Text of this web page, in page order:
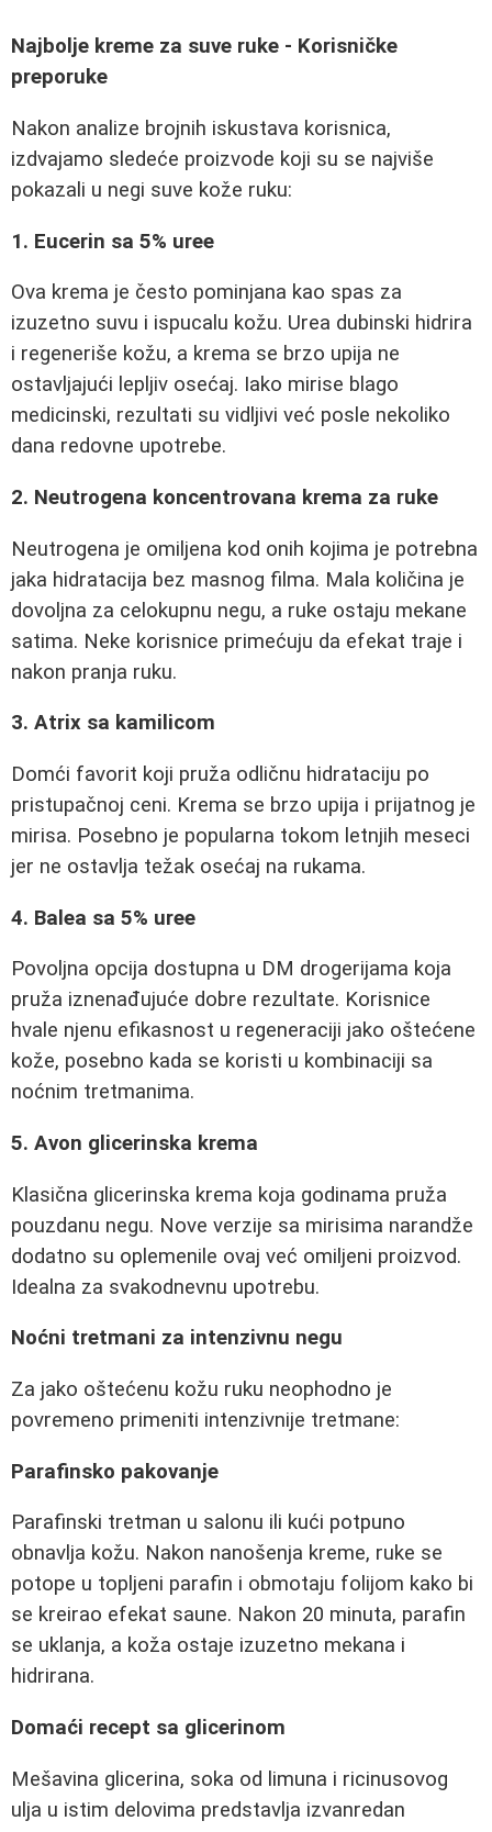
Najbolje kreme za suve ruke - Korisničke
preporuke
Nakon analize brojnih iskustava korisnica,
izdvajamo sledeće proizvode koji su se najviše
pokazali u negi suve kože ruku:
1. Eucerin sa 5% uree
Ova krema je često pominjana kao spas za
izuzetno suvu i ispucalu kožu. Urea dubinski hidrira
i regeneriše kožu, a krema se brzo upija ne
ostavljajući lepljiv osećaj. Iako mirise blago
medicinski, rezultati su vidljivi već posle nekoliko
dana redovne upotrebe.
2. Neutrogena koncentrovana krema za ruke
Neutrogena je omiljena kod onih kojima je potrebna
jaka hidratacija bez masnog filma. Mala količina je
dovoljna za celokupnu negu, a ruke ostaju mekane
satima. Neke korisnice primećuju da efekat traje i
nakon pranja ruku.
3. Atrix sa kamilicom
Domći favorit koji pruža odličnu hidrataciju po
pristupačnoj ceni. Krema se brzo upija i prijatnog je
mirisa. Posebno je popularna tokom letnjih meseci
jer ne ostavlja težak osećaj na rukama.
4. Balea sa 5% uree
Povoljna opcija dostupna u DM drogerijama koja
pruža iznenađujuće dobre rezultate. Korisnice
hvale njenu efikasnost u regeneraciji jako oštećene
kože, posebno kada se koristi u kombinaciji sa
noćnim tretmanima.
5. Avon glicerinska krema
Klasična glicerinska krema koja godinama pruža
pouzdanu negu. Nove verzije sa mirisima narandže
dodatno su oplemenile ovaj već omiljeni proizvod.
Idealna za svakodnevnu upotrebu.
Noćni tretmani za intenzivnu negu
Za jako oštećenu kožu ruku neophodno je
povremeno primeniti intenzivnije tretmane:
Parafinsko pakovanje
Parafinski tretman u salonu ili kući potpuno
obnavlja kožu. Nakon nanošenja kreme, ruke se
potope u topljeni parafin i obmotaju folijom kako bi
se kreirao efekat saune. Nakon 20 minuta, parafin
se uklanja, a koža ostaje izuzetno mekana i
hidrirana.
Domaći recept sa glicerinom
Mešavina glicerina, soka od limuna i ricinusovog
ulja u istim delovima predstavlja izvanredan